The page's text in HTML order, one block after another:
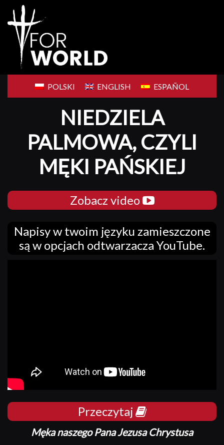
content
POLSKI ENGLISH ESPAÑOL
NIEDZIELA
PALMOWA, CZYLI
MĘKI PAŃSKIEJ
Zobacz video
Napisy w twoim języku zamieszczone
są w opcjach odtwarzacza YouTube.
Przeczytaj
Męka naszego Pana Jezusa Chrystusa